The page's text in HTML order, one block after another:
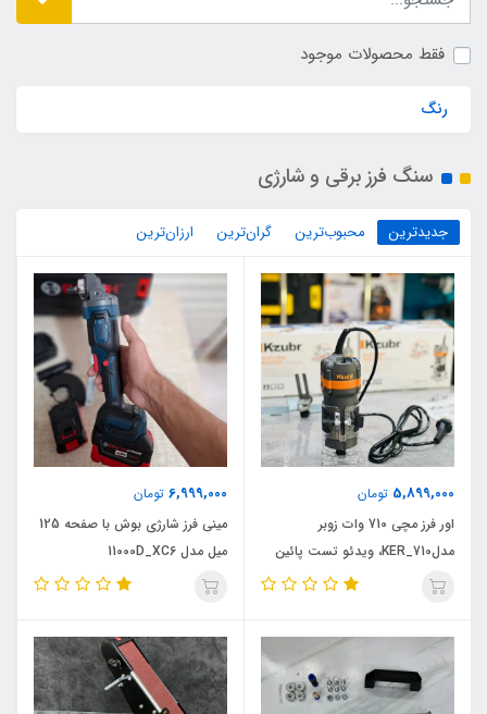
فقط محصولات موجود
رنگ
سنگ فرز برقی و شارژی
جدیدترین محبوب‌ترین گران‌ترین ارزان‌ترین
5,899,000 تومان
اور فرز مچی 710 وات زوبر
مدلKER_710، ویدئو تست پائین
صفحه
6,999,000 تومان
مینی فرز شارژی بوش با صفحه 125
میل مدل 11000D_XC6